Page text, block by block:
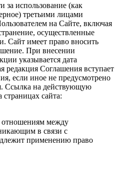
за использование (как
третьими лицами
на Сайте, включая
осуществленные
Сайт имеет право вносить
При внесении
указывается дата
редакция Соглашения вступает
если иное не предусмотрено
Ссылка на действующую
страницах сайта:
между
в связи с
применению право